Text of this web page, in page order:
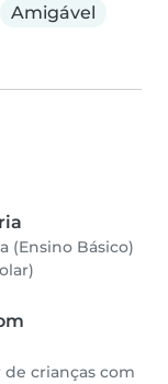
Amigável
(Ensino Básico)
crianças com